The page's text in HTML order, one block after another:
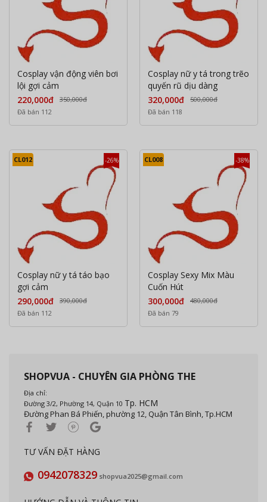
Cosplay vận động viên bơi
lội gợi cảm
220,000đ
350,000đ
Đã bán 112
Cosplay nữ y tá trong trẽo
quyến rũ dịu dàng
320,000đ
500,000đ
Đã bán 118
-26%
CL012
Cosplay nữ y tá táo bạo
gợi cảm
290,000đ
390,000đ
Đã bán 112
-38%
CL008
Cosplay Sexy Mix Màu
Cuốn Hút
300,000đ
480,000đ
Đã bán 79
SHOPVUA - CHUYÊN GIA PHÒNG THE
Địa chỉ:
Đường 3/2, Phường 14, Quận 10 Tp. HCM
Đường Phan Bá Phiến, phường 12, Quận Tân Bình, Tp.HCM
TƯ VẤN ĐẶT HÀNG
0942078329 shopvua2025@gmail.com